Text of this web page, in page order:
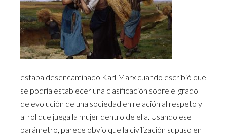
estaba desencaminado Karl Marx cuando escribió que
se podría establecer una clasificación sobre el grado
de evolución de una sociedad en relación al respeto y
al rol que juega la mujer dentro de ella. Usando ese
parámetro, parece obvio que la civilización supuso en